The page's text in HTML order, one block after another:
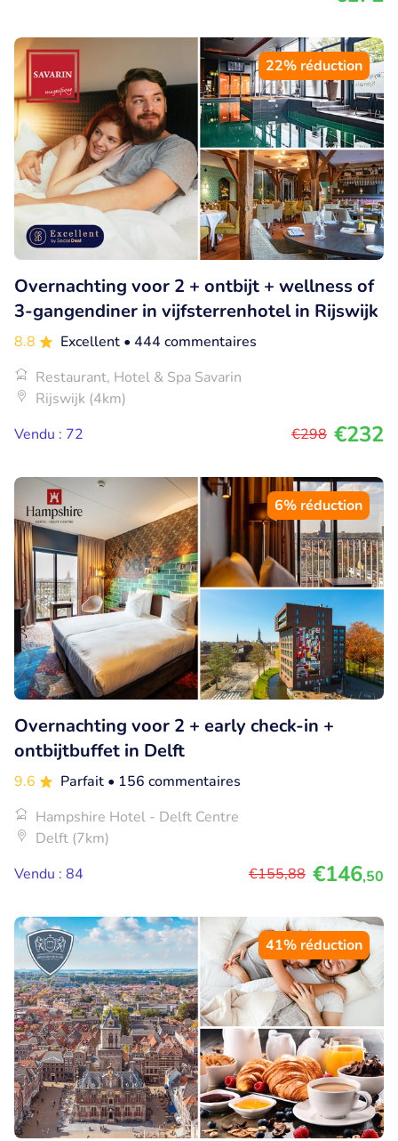
22% réduction
Overnachting voor 2 + ontbijt + wellness of
3-gangendiner in vijfsterrenhotel in Rijswijk
8.8 Excellent • 444 commentaires
Restaurant, Hotel & Spa Savarin
Rijswijk (4km)
Vendu : 72
€298 €232
6% réduction
Overnachting voor 2 + early check-in +
ontbijtbuffet in Delft
9.6 Parfait • 156 commentaires
Hampshire Hotel - Delft Centre
Delft (7km)
Vendu : 84
€155,88 €146,50
41% réduction